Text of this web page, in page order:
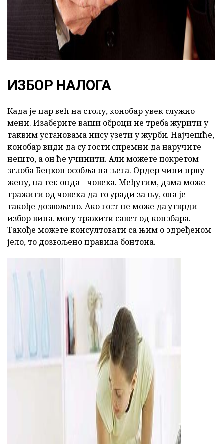
ИЗБОР НАЛОГА
Када је пар већ на столу, конобар увек служио
мени. Изаберите ваши оброци не треба журити у
таквим установама нису узети у журби. Најчешће,
конобар види да су гости спремни да наручите
нешто, а он ће учинити. Али можете покретом
зглоба Бецкон особља на њега. Ордер чини прву
жену, па тек онда - човека. Међутим, дама може
тражити од човека да то уради за њу, она је
такође дозвољено. Ако гост не може да утврди
избор вина, могу тражити савет од конобара.
Такође можете консултовати са њим о одређеном
јело, то дозвољено правила бонтона.